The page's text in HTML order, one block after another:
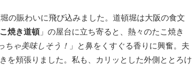
の賑わいに飛び込みました。道頓堀は大阪の食文
焼き道頓 」の屋台に立ち寄ると、熱々のたこ焼き
ちゃ美味しそう！ 」と鼻をくすぐる香りに興奮。夫
を頬張りました。私も、カリッとした外側ととろけ